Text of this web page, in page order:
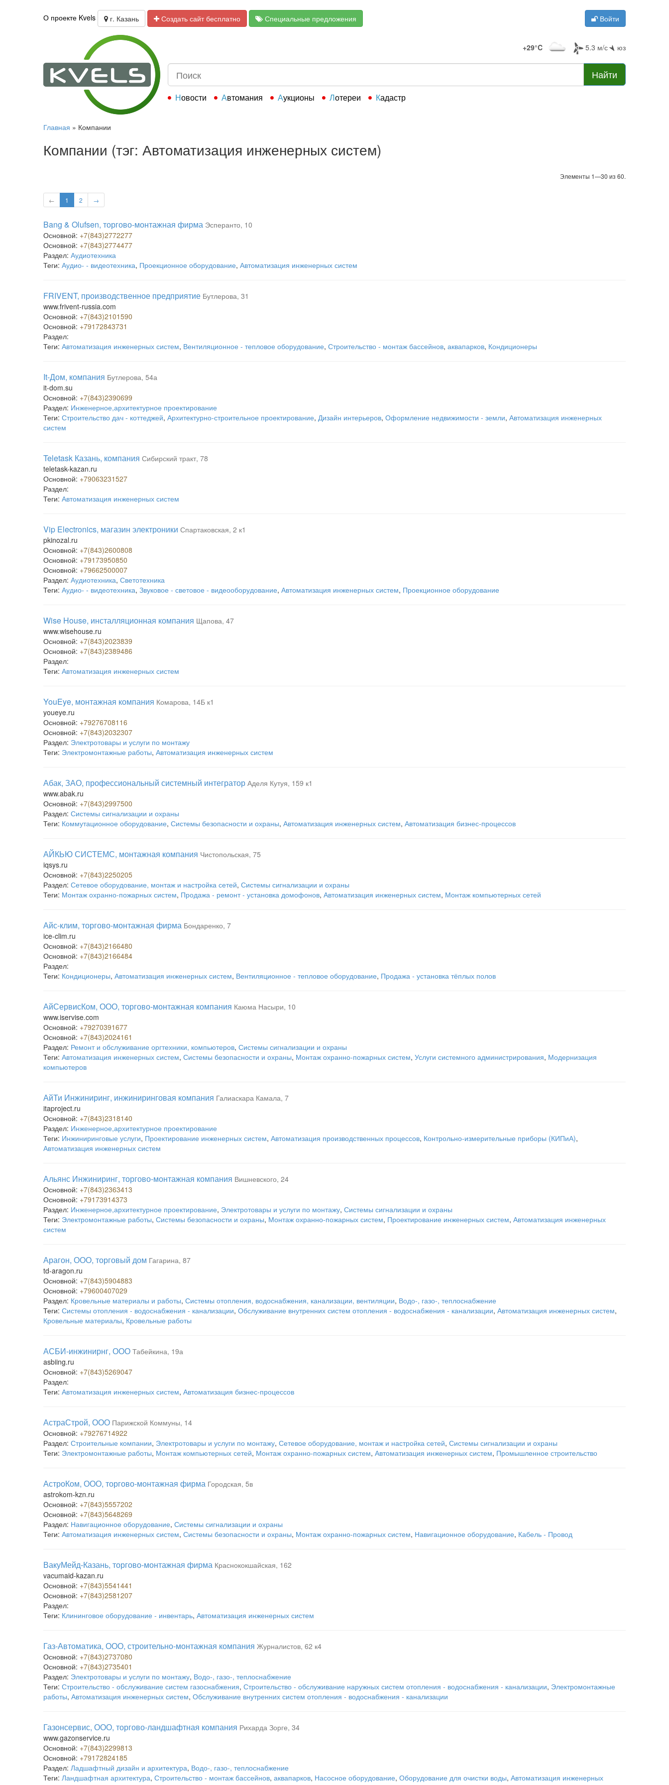
О проекте Kvels г. Казань Создать сайт бесплатно Специальные предложения Войти
+29°C 5.3 м/с юз
Найти
Новости Автомания Аукционы Лотереи Кадастр
Главная » Компании
Компании (тэг: Автоматизация инженерных систем)
Элементы 1—30 из 60.
← 1 2 →
Bang & Olufsen, торгово-монтажная фирма Эсперанто, 10
Основной: +7(843)2772277
Основной: +7(843)2774477
Раздел: Аудиотехника
Теги: Аудио- - видеотехника, Проекционное оборудование, Автоматизация инженерных систем
FRIVENT, производственное предприятие Бутлерова, 31
www.frivent-russia.com
Основной: +7(843)2101590
Основной: +79172843731
Раздел:
Теги: Автоматизация инженерных систем, Вентиляционное - тепловое оборудование, Строительство - монтаж бассейнов, аквапарков, Кондиционеры
It-Дом, компания Бутлерова, 54а
it-dom.su
Основной: +7(843)2390699
Раздел: Инженерное,архитектурное проектирование
Теги: Строительство дач - коттеджей, Архитектурно-строительное проектирование, Дизайн интерьеров, Оформление недвижимости - земли, Автоматизация инженерных
систем
Teletask Казань, компания Сибирский тракт, 78
teletask-kazan.ru
Основной: +79063231527
Раздел:
Теги: Автоматизация инженерных систем
Vip Electronics, магазин электроники Спартаковская, 2 к1
pkinozal.ru
Основной: +7(843)2600808
Основной: +79173950850
Основной: +79662500007
Раздел: Аудиотехника, Светотехника
Теги: Аудио- - видеотехника, Звуковое - световое - видеооборудование, Автоматизация инженерных систем, Проекционное оборудование
Wise House, инсталляционная компания Щапова, 47
www.wisehouse.ru
Основной: +7(843)2023839
Основной: +7(843)2389486
Раздел:
Теги: Автоматизация инженерных систем
YouEye, монтажная компания Комарова, 14Б к1
youeye.ru
Основной: +79276708116
Основной: +7(843)2032307
Раздел: Электротовары и услуги по монтажу
Теги: Электромонтажные работы, Автоматизация инженерных систем
Абак, ЗАО, профессиональный системный интегратор Аделя Кутуя, 159 к1
www.abak.ru
Основной: +7(843)2997500
Раздел: Системы сигнализации и охраны
Теги: Коммутационное оборудование, Системы безопасности и охраны, Автоматизация инженерных систем, Автоматизация бизнес-процессов
АЙКЬЮ СИСТЕМС, монтажная компания Чистопольская, 75
iqsys.ru
Основной: +7(843)2250205
Раздел: Сетевое оборудование, монтаж и настройка сетей, Системы сигнализации и охраны
Теги: Монтаж охранно-пожарных систем, Продажа - ремонт - установка домофонов, Автоматизация инженерных систем, Монтаж компьютерных сетей
Айс-клим, торгово-монтажная фирма Бондаренко, 7
ice-clim.ru
Основной: +7(843)2166480
Основной: +7(843)2166484
Раздел:
Теги: Кондиционеры, Автоматизация инженерных систем, Вентиляционное - тепловое оборудование, Продажа - установка тёплых полов
АйСервисКом, ООО, торгово-монтажная компания Каюма Насыри, 10
www.iservise.com
Основной: +79270391677
Основной: +7(843)2024161
Раздел: Ремонт и обслуживание оргтехники, компьютеров, Системы сигнализации и охраны
Теги: Автоматизация инженерных систем, Системы безопасности и охраны, Монтаж охранно-пожарных систем, Услуги системного администрирования, Модернизация
компьютеров
АйТи Инжиниринг, инжиниринговая компания Галиаскара Камала, 7
itaproject.ru
Основной: +7(843)2318140
Раздел: Инженерное,архитектурное проектирование
Теги: Инжиниринговые услуги, Проектирование инженерных систем, Автоматизация производственных процессов, Контрольно-измерительные приборы (КИПиА),
Автоматизация инженерных систем
Альянс Инжиниринг, торгово-монтажная компания Вишневского, 24
Основной: +7(843)2363413
Основной: +79173914373
Раздел: Инженерное,архитектурное проектирование, Электротовары и услуги по монтажу, Системы сигнализации и охраны
Теги: Электромонтажные работы, Системы безопасности и охраны, Монтаж охранно-пожарных систем, Проектирование инженерных систем, Автоматизация инженерных
систем
Арагон, ООО, торговый дом Гагарина, 87
td-aragon.ru
Основной: +7(843)5904883
Основной: +79600407029
Раздел: Кровельные материалы и работы, Системы отопления, водоснабжения, канализации, вентиляции, Водо-, газо-, теплоснабжение
Теги: Системы отопления - водоснабжения - канализации, Обслуживание внутренних систем отопления - водоснабжения - канализации, Автоматизация инженерных систем,
Кровельные материалы, Кровельные работы
АСБИ-инжинирнг, ООО Табейкина, 19а
asbiing.ru
Основной: +7(843)5269047
Раздел:
Теги: Автоматизация инженерных систем, Автоматизация бизнес-процессов
АстраСтрой, ООО Парижской Коммуны, 14
Основной: +79276714922
Раздел: Строительные компании, Электротовары и услуги по монтажу, Сетевое оборудование, монтаж и настройка сетей, Системы сигнализации и охраны
Теги: Электромонтажные работы, Монтаж компьютерных сетей, Монтаж охранно-пожарных систем, Автоматизация инженерных систем, Промышленное строительство
АстроКом, ООО, торгово-монтажная фирма Городская, 5в
astrokom-kzn.ru
Основной: +7(843)5557202
Основной: +7(843)5648269
Раздел: Навигационное оборудование, Системы сигнализации и охраны
Теги: Автоматизация инженерных систем, Системы безопасности и охраны, Монтаж охранно-пожарных систем, Навигационное оборудование, Кабель - Провод
ВакуМейд-Казань, торгово-монтажная фирма Краснококшайская, 162
vacumaid-kazan.ru
Основной: +7(843)5541441
Основной: +7(843)2581207
Раздел:
Теги: Клининговое оборудование - инвентарь, Автоматизация инженерных систем
Газ-Автоматика, ООО, строительно-монтажная компания Журналистов, 62 к4
Основной: +7(843)2737080
Основной: +7(843)2735401
Раздел: Электротовары и услуги по монтажу, Водо-, газо-, теплоснабжение
Теги: Строительство - обслуживание систем газоснабжения, Строительство - обслуживание наружных систем отопления - водоснабжения - канализации, Электромонтажные
работы, Автоматизация инженерных систем, Обслуживание внутренних систем отопления - водоснабжения - канализации
Газонсервис, ООО, торгово-ландшафтная компания Рихарда Зорге, 34
www.gazonservice.ru
Основной: +7(843)2299813
Основной: +79172824185
Раздел: Ладшафтный дизайн и архитектура, Водо-, газо-, теплоснабжение
Теги: Ландшафтная архитектура, Строительство - монтаж бассейнов, аквапарков, Насосное оборудование, Оборудование для очистки воды, Автоматизация инженерных